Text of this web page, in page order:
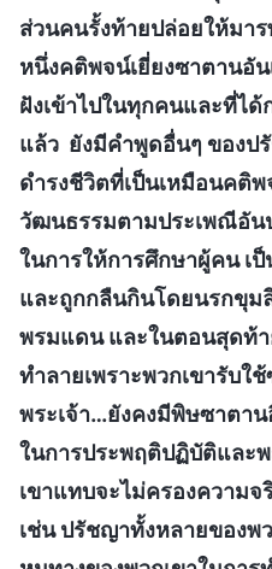
ส่วนคนรั้งท้ายปล่อยให้มาร
หนึ่งคติพจน์เยี่ยงซาตานอั
ฝังเข้าไปในทุกคนและที่ไ
แล้ว ยังมีคำพูดอื่นๆ ของป
ดำรงชีวิตที่เป็นเหมือนคติ
วัฒนธรรมตามประเพณีอั
ในการให้การศึกษาผู้คน เ
และถูกกลืนกินโดยนรกขุม
พรมแดน และในตอนสุดท้า
ทำลายเพราะพวกเขารับใ
พระเจ้า…ยังคงมีพิษซาตา
ในการประพฤติปฏิบัติและ
เขาแทบจะไม่ครองความจ
เช่น ปรัชญาทั้งหลายของพ